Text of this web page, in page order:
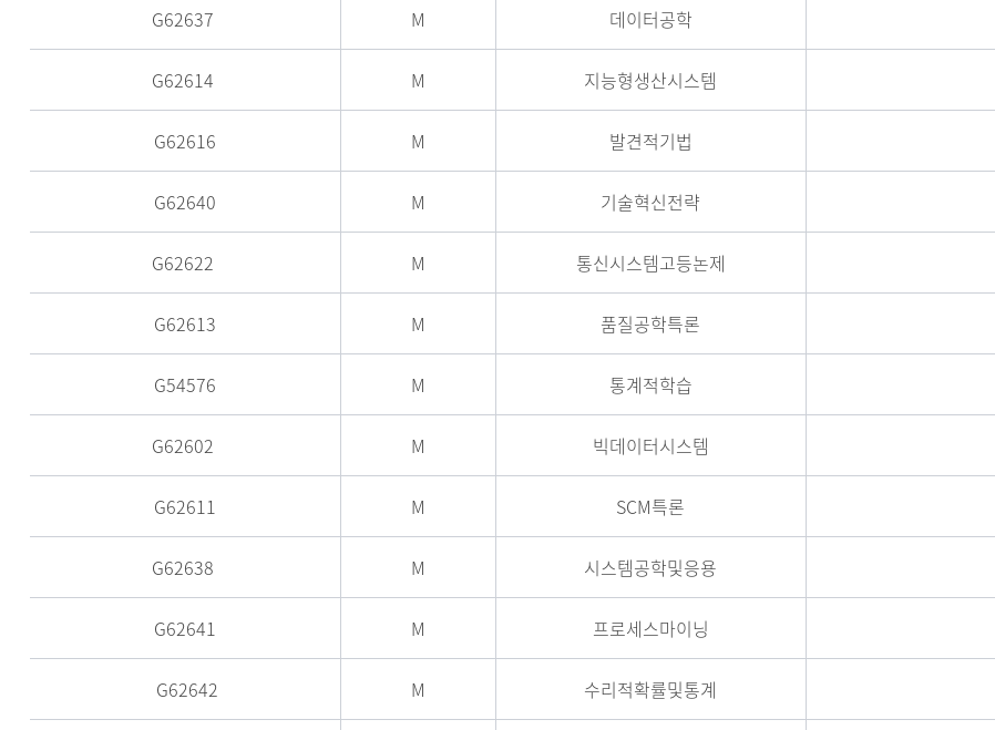
G62637 M 데이터공학
G62614 M 지능형생산시스템
G62616 M 발견적기법
G62640 M 기술혁신전략
G62622 M 통신시스템고등논제
G62613 M 품질공학특론
G54576 M 통계적학습
G62602 M 빅데이터시스템
G62611 M SCM특론
G62638 M 시스템공학및응용
G62641 M 프로세스마이닝
G62642 M 수리적확률및통계